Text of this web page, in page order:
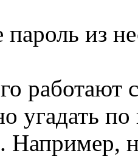
из
работают
угадать
Например,